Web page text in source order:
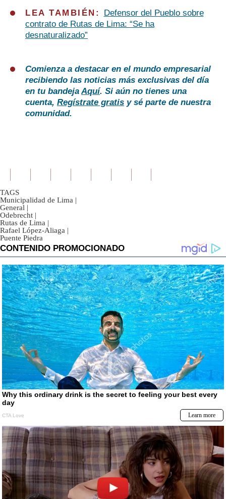
LEA TAMBIÉN:
Defensor del Pueblo sobre
contrato de Rutas de Lima: “Se ha
desnaturalizado”
Comienza a destacar en el mundo empresarial
recibiendo las noticias más exclusivas del día
en tu bandejaAquí. Si aún no tienes una
cuenta, Regístrate gratis y sé parte de nuestra
comunidad.
TAGS
Municipalidad de Lima |
General |
Odebrecht |
Rutas de Lima |
Rafael López-Aliaga |
Puente Piedra